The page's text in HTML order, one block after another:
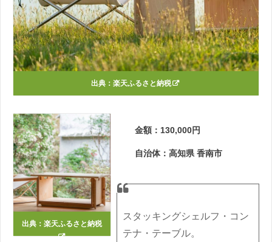
出典： 楽天ふるさと納税
出典：楽天ふるさと納税
金額：130,000円
自治体：高知県 香南市
スタッキングシェルフ・コン
テナ・テーブル。